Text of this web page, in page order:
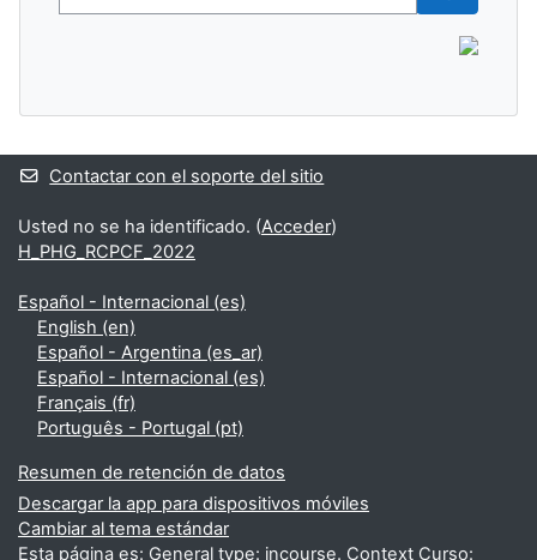
Buscar
Contactar con el soporte del sitio
Usted no se ha identificado. (Acceder)
H_PHG_RCPCF_2022
Español - Internacional ‎(es)‎
English ‎(en)‎
Español - Argentina ‎(es_ar)‎
Español - Internacional ‎(es)‎
Français ‎(fr)‎
Português - Portugal ‎(pt)‎
Resumen de retención de datos
Descargar la app para dispositivos móviles
Cambiar al tema estándar
Esta página es: General type: incourse. Context Curso: